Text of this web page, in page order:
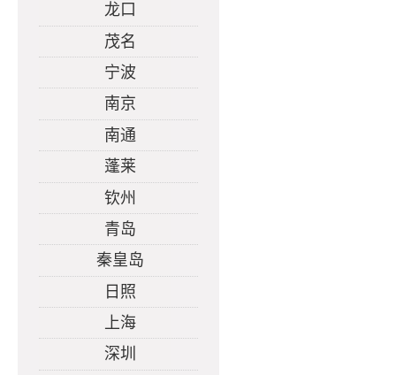
龙口
茂名
宁波
南京
南通
蓬莱
钦州
青岛
秦皇岛
日照
上海
深圳